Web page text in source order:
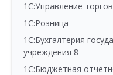
1С:Управление
1С:Розница
1С:Бухгалтерия
учреждения 8
1С:Бюджетная